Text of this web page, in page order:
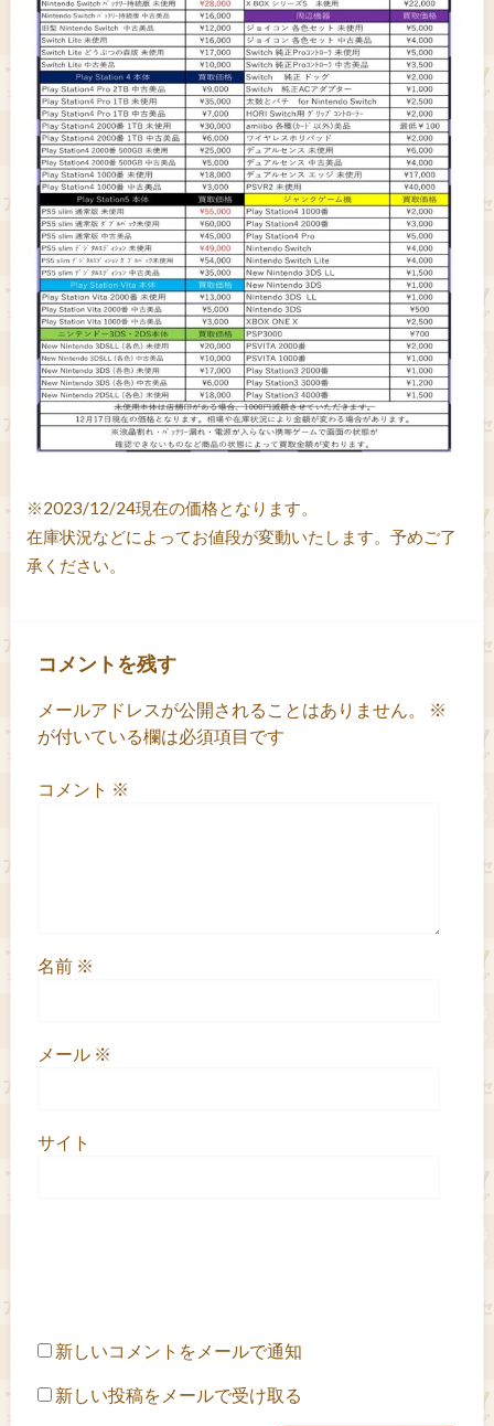
※2023/12/24現在の価格となります。
在庫状況などによってお値段が変動いたします。予めご了
承ください。
コメントを残す
メールアドレスが公開されることはありません。
※
が付いている欄は必須項目です
コメント ※
名前 ※
メール ※
サイト
新しいコメントをメールで通知
新しい投稿をメールで受け取る